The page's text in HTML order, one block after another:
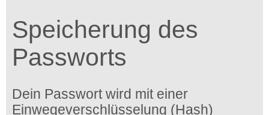
Speicherung des
Passworts
Dein Passwort wird mit einer
Einwegeverschlüsselung (Hash)